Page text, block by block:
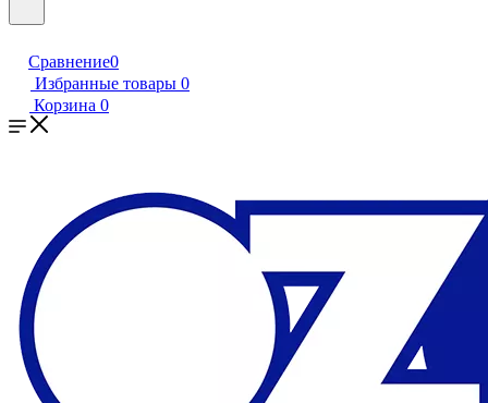
Сравнение0
Избранные товары 0
Корзина 0